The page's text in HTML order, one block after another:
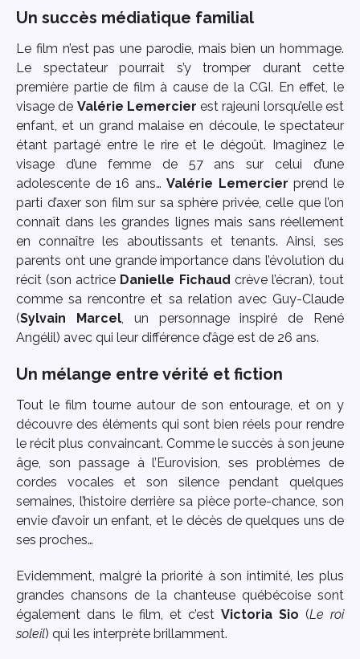
Un succès médiatique familial
Le film n’est pas une parodie, mais bien un hommage.
Le spectateur pourrait s’y tromper durant cette
première partie de film à cause de la CGI. En effet, le
visage de Valérie Lemercierest rajeuni lorsqu’elle est
enfant, et un grand malaise en découle, le spectateur
étant partagé entre le rire et le dégoût. Imaginez le
visage d’une femme de 57 ans sur celui d’une
adolescente de 16 ans… Valérie Lemercier prend le
parti d’axer son film sur sa sphère privée, celle que l’on
connaît dans les grandes lignes mais sans réellement
en connaître les aboutissants et tenants. Ainsi, ses
parents ont une grande importance dans l’évolution du
récit (son actrice Danielle Fichaud crève l’écran), tout
comme sa rencontre et sa relation avec Guy-Claude
(Sylvain Marcel, un personnage inspiré de René
Angélil) avec qui leur différence d’âge est de 26 ans.
Un mélange entre vérité et fiction
Tout le film tourne autour de son entourage, et on y
découvre des éléments qui sont bien réels pour rendre
le récit plus convaincant. Comme le succès à son jeune
âge, son passage à l’Eurovision, ses problèmes de
cordes vocales et son silence pendant quelques
semaines, l’histoire derrière sa pièce porte-chance, son
envie d’avoir un enfant, et le décès de quelques uns de
ses proches…
Evidemment, malgré la priorité à son intimité, les plus
grandes chansons de la chanteuse québécoise sont
également dans le film, et c’est Victoria Sio (Le roi
soleil) qui les interprète brillamment.